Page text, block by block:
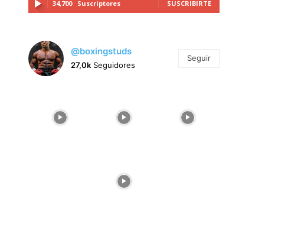
34,700 Suscriptores SUSCRIBIRTE
@boxingstuds
27,0k Seguidores
Seguir